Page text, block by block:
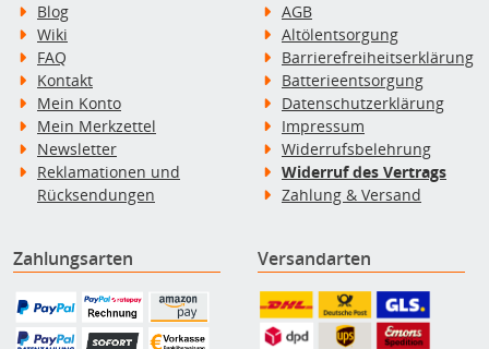
Blog
Wiki
FAQ
Kontakt
Mein Konto
Mein Merkzettel
Newsletter
Reklamationen und
Rücksendungen
AGB
Altölentsorgung
Barrierefreiheitserklärung
Batterieentsorgung
Datenschutzerklärung
Impressum
Widerrufsbelehrung
Widerruf des Vertrags
Zahlung & Versand
Zahlungsarten Versandarten